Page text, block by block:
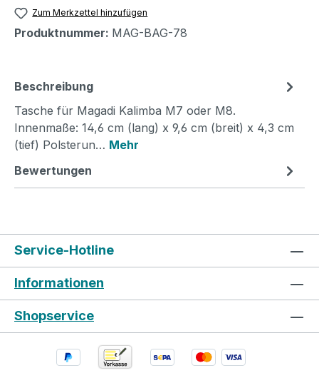
Zum Merkzettel hinzufügen
Produktnummer: MAG-BAG-78
Beschreibung
Tasche für Magadi Kalimba M7 oder M8.
Innenmaße: 14,6 cm (lang) x 9,6 cm (breit) x 4,3 cm
(tief) Polsterun… Mehr
Bewertungen
Service-Hotline
Informationen
Shopservice